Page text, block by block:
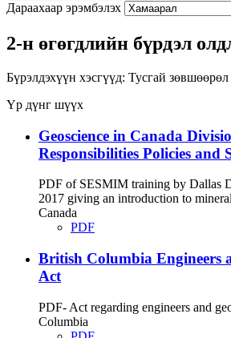
Дараахаар эрэмбэлэх
2-н өгөгдлийн бүрдэл
Бүрэлдэхүүн хэсгүүд: Тусгай зөвшөөрөл
Үр дүнг шүүх
Geoscience in Canada
Responsibilities Policies and
PDF of SESMIM training by Dallas
2017 giving an introduction to
Canada
PDF
British Columbia Engineers
Act
PDF- Act regarding engineers and
Columbia